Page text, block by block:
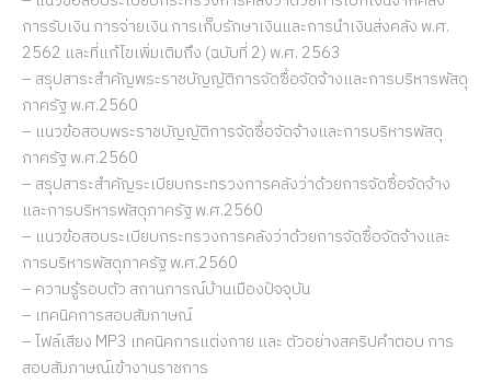
การรับเงิน การจ่ายเงิน การเก็บรักษาเงินและการนำเงินส่งคลัง พ.ศ.
2562 และที่แก้ไขเพิ่มเติมถึง (ฉบับที่ 2) พ.ศ. 2563
– สรุปสาระสำคัญพระราชบัญญัติการจัดซื้อจัดจ้างและการบริหารพัสดุ
ภาครัฐ พ.ศ.2560
– แนวข้อสอบพระราชบัญญัติการจัดซื้อจัดจ้างและการบริหารพัสดุ
ภาครัฐ พ.ศ.2560
– สรุปสาระสำคัญระเบียบกระทรวงการคลังว่าด้วยการจัดซื้อจัดจ้าง
และการบริหารพัสดุภาครัฐ พ.ศ.2560
– แนวข้อสอบระเบียบกระทรวงการคลังว่าด้วยการจัดซื้อจัดจ้างและ
การบริหารพัสดุภาครัฐ พ.ศ.2560
– ความรู้รอบตัว สถานการณ์บ้านเมืองปัจจุบัน
– เทคนิคการสอบสัมภาษณ์
– ไฟล์เสียง MP3 เทคนิคการแต่งกาย และ ตัวอย่างสคริปคำตอบ การ
สอบสัมภาษณ์เข้างานราชการ